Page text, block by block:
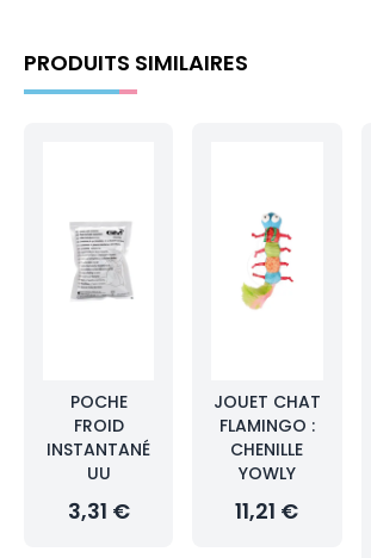
PRODUITS SIMILAIRES
POCHE
FROID
INSTANTANÉ
UU
3,31 €
JOUET CHAT
FLAMINGO :
CHENILLE
YOWLY
11,21 €